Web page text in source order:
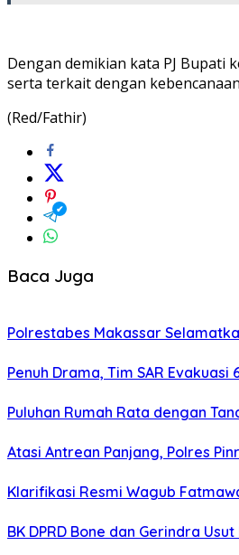
Dengan demikian kata PJ
serta terkait dengan
(Red/Fathir)
Baca Juga
Polrestabes Makassar
Penuh Drama, Tim SAR
Puluhan Rumah Rata dengan
Atasi Antrean Panjang, Polres
Klarifikasi Resmi Wagub
BK DPRD Bone dan Gerindra